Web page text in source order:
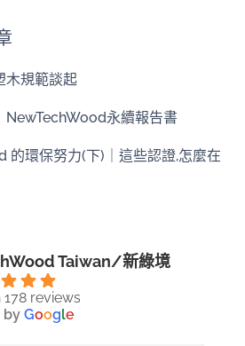
木規範談起
NewTechWood永續報告書
的環保努力(下)｜這些認證,怎麼在
Taiwan/新綠境
reviews
byGoogle